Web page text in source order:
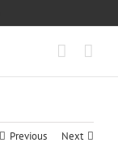
Previous Next